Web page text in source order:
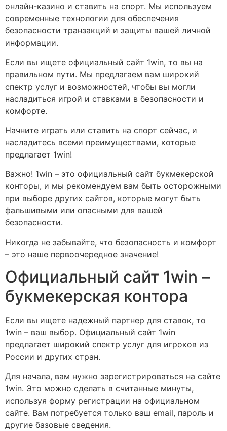
онлайн-казино и ставить на спорт. Мы используем
современные технологии для обеспечения
безопасности транзакций и защиты вашей личной
информации.
Если вы ищете официальный сайт 1win, то вы на
правильном пути. Мы предлагаем вам широкий
спектр услуг и возможностей, чтобы вы могли
насладиться игрой и ставками в безопасности и
комфорте.
Начните играть или ставить на спорт сейчас, и
насладитесь всеми преимуществами, которые
предлагает 1win!
Важно! 1win – это официальный сайт букмекерской
конторы, и мы рекомендуем вам быть осторожными
при выборе других сайтов, которые могут быть
фальшивыми или опасными для вашей
безопасности.
Никогда не забывайте, что безопасность и комфорт
– это наше первоочередное значение!
Официальный сайт 1win –
букмекерская контора
Если вы ищете надежный партнер для ставок, то
1win – ваш выбор. Официальный сайт 1win
предлагает широкий спектр услуг для игроков из
России и других стран.
Для начала, вам нужно зарегистрироваться на сайте
1win. Это можно сделать в считанные минуты,
используя форму регистрации на официальном
сайте. Вам потребуется только ваш email, пароль и
другие базовые сведения.